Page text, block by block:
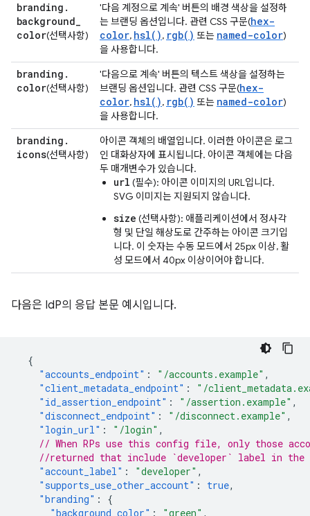
branding .
background_
color(선택사항)
'다음 계정으로 계속' 버튼의 배경 색상을 설정하
는 브랜딩 옵션입니다. 관련 CSS 구문(hex-
color, hsl(), rgb() 또는 named-color)
을 사용합니다.
branding .
color(선택사항)
'다음으로 계속' 버튼의 텍스트 색상을 설정하는
브랜딩 옵션입니다. 관련 CSS 구문(hex-
color, hsl(), rgb() 또는 named-color)
을 사용합니다.
branding .
icons(선택사항)
아이콘 객체의 배열입니다. 이러한 아이콘은 로그
인 대화상자에 표시됩니다. 아이콘 객체에는 다음
두 매개변수가 있습니다.
url (필수): 아이콘 이미지의 URL입니다.
SVG 이미지는 지원되지 않습니다.
size (선택사항): 애플리케이션에서 정사각
형 및 단일 해상도로 간주하는 아이콘 크기입
니다. 이 숫자는 수동 모드에서 25px 이상, 활
성 모드에서 40px 이상이어야 합니다.
다음은 IdP의 응답 본문 예시입니다.
{
"accounts_endpoint" : "/accounts.example" ,
"client_metadata_endpoint" :
"/
"id_assertion_endpoint" : "/assertion.example" ,
"disconnect_endpoint" : "/disconnect.example" ,
"login_url" : "/login" ,
// When RPs use this config file, only those
//returned that include `developer` label in the
"account_label" : "developer" ,
"supports_use_other_account" : true,
"branding" :
{
"background_color" : "green" ,